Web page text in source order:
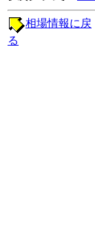
相場情報に戻
る